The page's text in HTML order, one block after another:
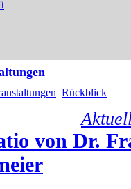
Rückblick
von Dr.